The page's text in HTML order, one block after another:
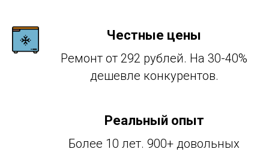
Честные цены
Ремонт от 292 рублей. На 30-40%
дешевле конкурентов.
Реальный опыт
Более 10 лет. 900+ довольных